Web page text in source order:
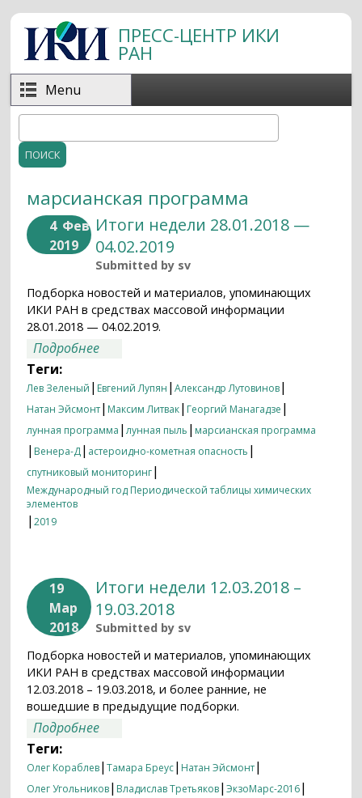
Перейти к основному содержанию
ПРЕСС-ЦЕНТР ИКИ
РАН
Menu
Форма поиска
марсианская программа
4 Фев
2019
Итоги недели 28.01.2018 —
04.02.2019
Submitted by sv
Подборка новостей и материалов, упоминающих
ИКИ РАН в средствах массовой информации
28.01.2018 — 04.02.2019.
Подробнее
Теги:
Лев Зеленый | Евгений Лупян |Александр Лутовинов|
Натан Эйсмонт| Максим Литвак| Георгий Манагадзе |
лунная программа |лунная пыль | марсианская программа
| Венера-Д| астероидно-кометная опасность |
спутниковый мониторинг|
Международный год Периодической таблицы химических
элементов
|2019
19
Мар
2018
Итоги недели 12.03.2018 –
19.03.2018
Submitted by sv
Подборка новостей и материалов, упоминающих
ИКИ РАН в средствах массовой информации
12.03.2018 – 19.03.2018, и более ранние, не
вошедшие в предыдущие подборки.
Подробнее
Теги:
Олег Кораблев|Тамара Бреус| Натан Эйсмонт|
Олег Угольников| Владислав Третьяков|ЭкзоМарс-2016|